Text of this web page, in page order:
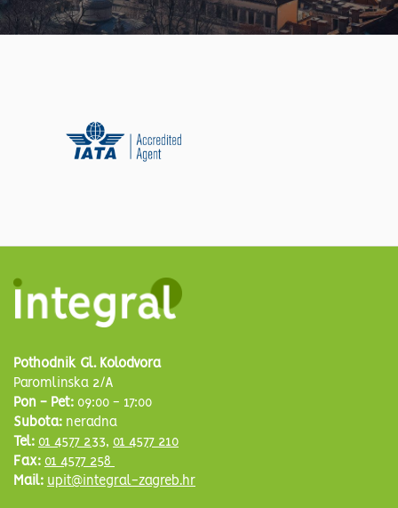
Pothodnik Gl. Kolodvora
Paromlinska 2/A
Pon - Pet: 09:00 - 17:00
Subota: neradna
Tel: 01 4577 233, 01 4577 210
Fax: 01 4577 258
Mail: upit@integral-zagreb.hr